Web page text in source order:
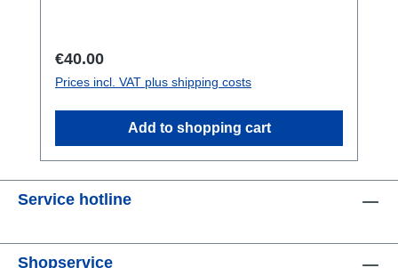
Regular price:
€40.00
Prices incl. VAT plus shipping costs
Add to shopping cart
Service hotline
Shopservice